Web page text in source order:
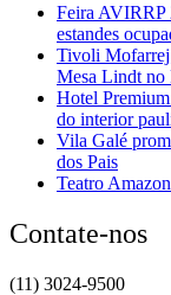
Feira AVIRRP
estandes
Tivoli Mofarrej
Mesa Lindt no
Hotel
do interior
Vila Galé
dos Pais
Teatro
Contate-nos
(11) 3024-9500